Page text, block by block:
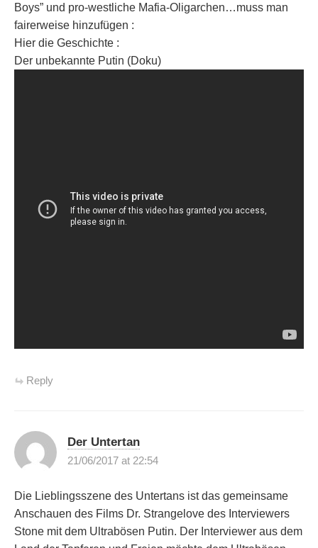
Boys” und pro-westliche Mafia-Oligarchen…muss man
fairerweise hinzufügen :
Hier die Geschichte :
Der unbekannte Putin (Doku)
Reply
Der Untertan
21/06/2017 at 22:54
Die Lieblingsszene des Untertans ist das gemeinsame
Anschauen des Films Dr. Strangelove des Interviewers
Stone mit dem Ultrabösen Putin. Der Interviewer aus dem